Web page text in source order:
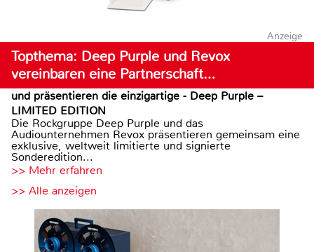
Anzeige
Topthema: Deep Purple und Revox
vereinbaren eine Partnerschaft…
und präsentieren die einzigartige - Deep Purple –
LIMITED EDITION
Die Rockgruppe Deep Purple und das
Audiounternehmen Revox präsentieren gemeinsam eine
exklusive, weltweit limitierte und signierte
Sonderedition...
>> Mehr erfahren
>> Alle anzeigen